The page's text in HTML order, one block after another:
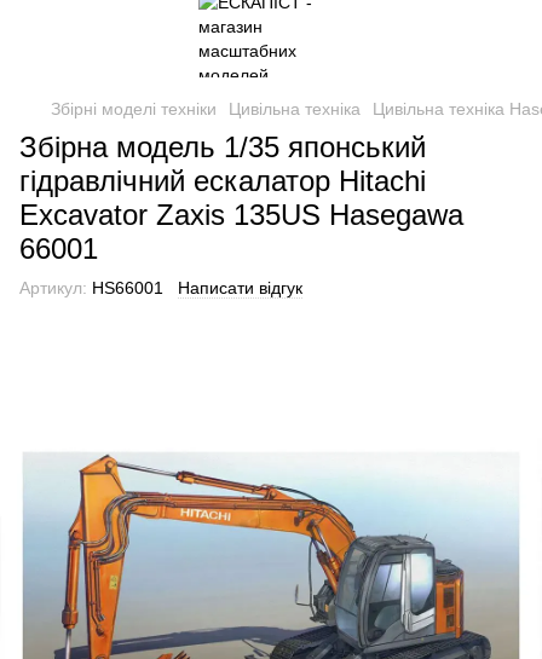
Збірні моделі техніки Цивільна техніка Цивільна техніка
Збірна модель 1/35 японський
гідравлічний ескалатор Hitachi
Excavator Zaxis 135US Hasegawa
66001
Артикул: HS66001 Написати відгук